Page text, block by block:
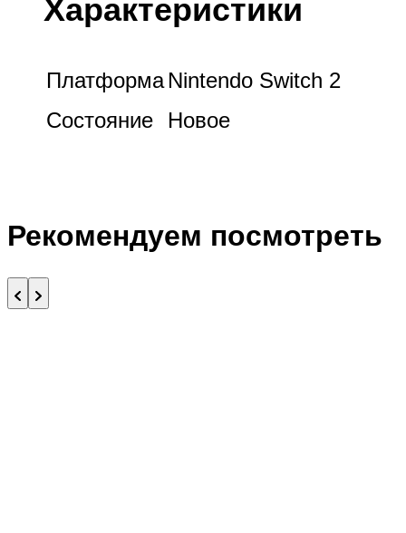
Характеристики
Платформа Nintendo Switch 2
Состояние
Новое
Рекомендуем посмотреть